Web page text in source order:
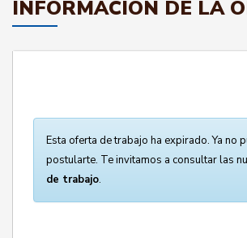
INFORMACIÓN DE LA
Esta oferta de trabajo ha expirado. Ya no
postularte. Te invitamos a consultar las
de trabajo.